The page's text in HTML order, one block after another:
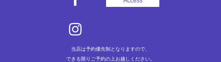
当店は予約優先制となりますので、
できる限りご予約の上お越しください。